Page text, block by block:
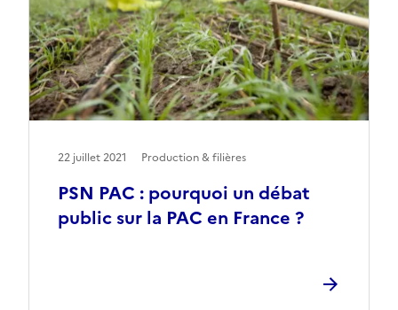
PSN PAC : pourquoi un débat
public sur la PAC en France ?
22 juillet 2021 Production & filières